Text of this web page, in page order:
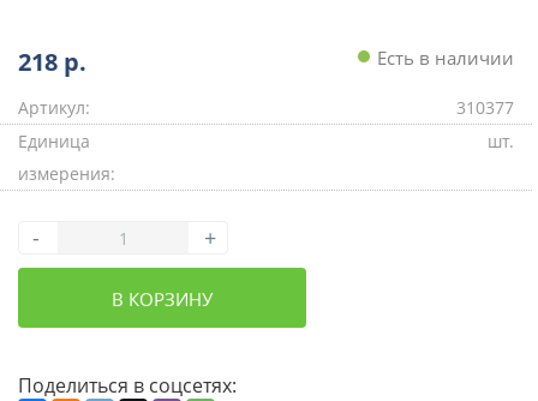
218 р. Есть в наличии
Артикул:
310377
Единица
измерения:
шт.
- +
В КОРЗИНУ
Поделиться в соцсетях: